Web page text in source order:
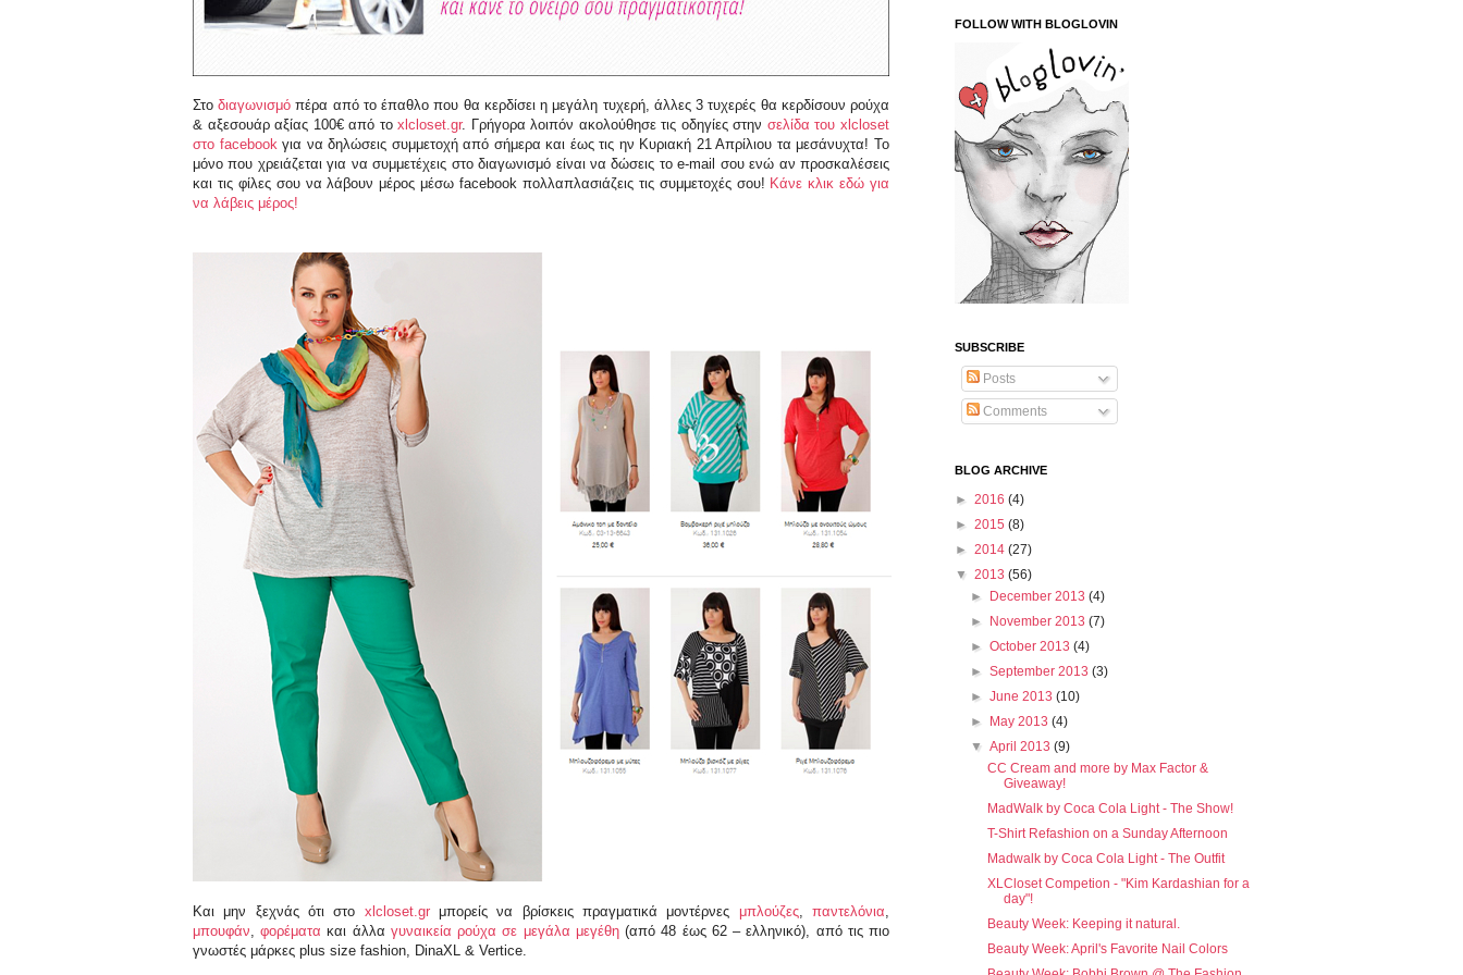
Στοδιαγωνισμό πέρα από το έπαθλο που θα κερδίσει η μεγάλη τυχερή, άλλες 3 τυχερές θα κερδίσουν ρούχα
& αξεσουάρ αξίας 100€ από τοxlcloset.gr. Γρήγορα λοιπόν ακολούθησε τις οδηγίες στην σελίδα τουxlcloset
στο facebookγια να δηλώσεις συμμετοχή από σήμερα και έως τις ην Κυριακή 21 Απρίλιου τα μεσάνυχτα! Το
μόνο που χρειάζεται για να συμμετέχεις στο διαγωνισμό είναι να δώσεις το e-mail σου ενώ αν προσκαλέσεις
και τις φίλες σου να λάβουν μέρος μέσω facebook πολλαπλασιάζεις τις συμμετοχές σου! Κάνε κλικ εδώ για
να λάβεις μέρος!
Και μην ξεχνάς ότι στο xlcloset.grμπορείς να βρίσκεις πραγματικά μοντέρνες μπλούζες,παντελόνια,
μπουφάν,φορέματα και άλλα γυναικεία ρούχα σε μεγάλα μεγέθη(από 48 έως 62 – ελληνικό), από τις πιο
γνωστές μάρκες plus size fashion, DinaXL & Vertice.
FOLLOW WITH BLOGLOVIN
SUBSCRIBE
Posts
Comments
BLOG ARCHIVE
► 2016 (4)
► 2015 (8)
► 2014 (27)
▼ 2013 (56)
►
December 2013(4)
►
November 2013(7)
►October 2013(4)
►September 2013(3)
►June 2013(10)
►
May 2013(4)
▼April 2013(9)
CC Cream and more by Max Factor &
Giveaway!
MadWalk by Coca Cola Light - The Show!
T-Shirt Refashion on a Sunday Afternoon
Madwalk by Coca Cola Light - The Outfit
XLCloset Competion - "Kim Kardashian for a
day"!
Beauty Week: Keeping it natural.
Beauty Week: April's Favorite Nail Colors